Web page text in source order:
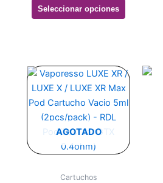
Seleccionar opciones
AGOTADO
Cartuchos